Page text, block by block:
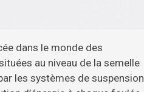
dans le monde des
au niveau de la semelle
les systèmes de suspension